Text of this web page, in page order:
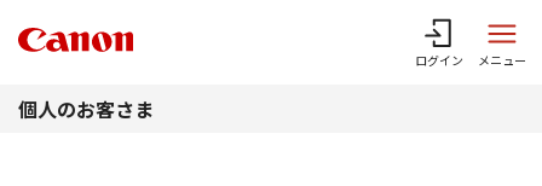
ログイン メニュー
個人のお客さま